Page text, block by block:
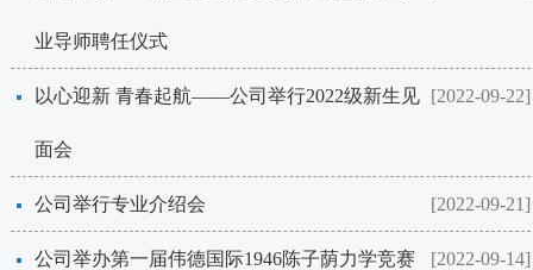
业导师聘任仪式
[2022-09-22]
以心迎新 青春起航——​公司举行2022级新生见
面会
[2022-09-21]
​公司举行专业介绍会
[2022-09-14]
​公司举办第一届伟德国际1946陈子荫力学竞赛